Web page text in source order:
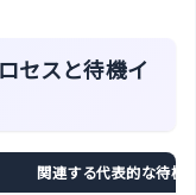
セスと待機イ
関連する代表的な待機